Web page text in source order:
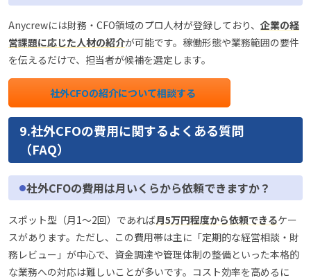
Anycrewには財務・CFO領域のプロ人材が登録しており、 企業の経
営課題に応じた人材の紹介が可能です。稼働形態や業務範囲の要件
を伝えるだけで、担当者が候補を選定します。
社外CFOの紹介について相談する
9.社外CFOの費用に関するよくある質問
（FAQ）
社外CFOの費用は月いくらから依頼できますか？
スポット型（月1〜2回）であれば月5万円程度から依頼できるケー
スがあります。ただし、この費用帯は主に「定期的な経営相談・財
務レビュー」が中心で、資金調達や管理体制の整備といった本格的
な業務への対応は難しいことが多いです。コスト効率を高めるに